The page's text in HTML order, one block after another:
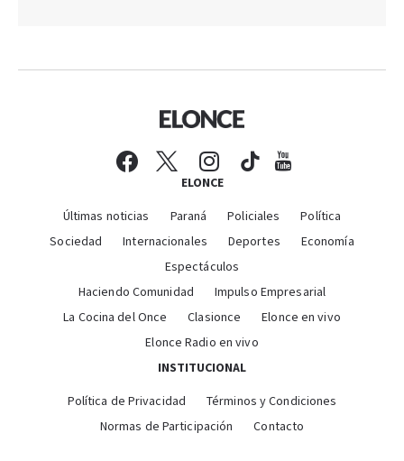
ELONCE
Últimas noticias Paraná Policiales
Política
Sociedad
Internacionales Deportes
Economía
Espectáculos
Haciendo Comunidad
Impulso Empresarial
La Cocina del Once
Clasionce
Elonce en vivo
Elonce Radio en vivo
INSTITUCIONAL
Política de Privacidad
Términos y Condiciones
Normas de Participación
Contacto